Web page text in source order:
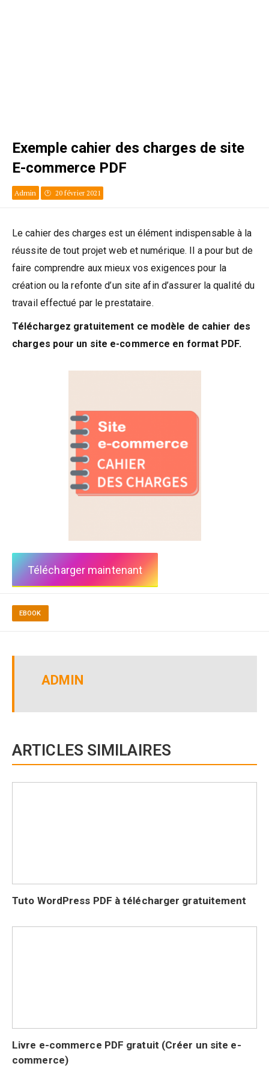
Exemple cahier des charges de site
E-commerce PDF
Admin 20 février 2021
Le cahier des charges est un élément indispensable à la
réussite de tout projet web et numérique. Il a pour but de
faire comprendre aux mieux vos exigences pour la
création ou la refonte d’un site afin d’assurer la qualité du
travail effectué par le prestataire.
Téléchargez gratuitement ce modèle de cahier des
charges pour un site e-commerce en format PDF.
Télécharger maintenant
EBOOK
ADMIN
ARTICLES SIMILAIRES
Tuto WordPress PDF à télécharger gratuitement
Livre e-commerce PDF gratuit (Créer un site e-
commerce)